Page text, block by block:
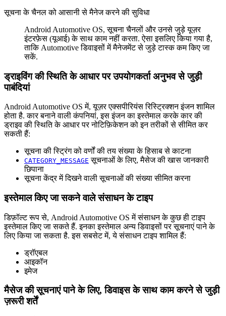
सूचना के चैनल को आसानी से मैनेज करने की सुविधा
Android Automotive OS, सूचना चैनलों और उनसे जुड़े यूज़र
इंटरफ़ेस (यूआई) के साथ काम नहीं करता. ऐसा इसलिए किया गया है,
ताकि Automotive डिवाइसों में मैनेजमेंट से जुड़े टास्क कम किए जा
सकें.
ड्राइविंग की स्थिति के आधार पर उपयोगकर्ता अनुभव से जुड़ी
पाबंदियां
Android Automotive OS में, यूज़र एक्सपीरियंस रिस्ट्रिक्शन इंजन शामिल
होता है. कार बनाने वाली कंपनियां, इस इंजन का इस्तेमाल करके कार की
ड्राइव की स्थिति के आधार पर नोटिफ़िकेशन को इन तरीकों से सीमित कर
सकती हैं:
सूचना की स्ट्रिंग को वर्णों की तय संख्या के हिसाब से काटना
CATEGORY_MESSAGE सूचनाओं के लिए, मैसेज की खास जानकारी
छिपाना
सूचना केंद्र में दिखने वाली सूचनाओं की संख्या सीमित करना
इस्तेमाल किए जा सकने वाले संसाधन के टाइप
डिफ़ॉल्ट रूप से, Android Automotive OS में संसाधन के कुछ ही टाइप
इस्तेमाल किए जा सकते हैं. इनका इस्तेमाल अन्य डिवाइसों पर सूचनाएं पाने के
लिए किया जा सकता है. इस सबसेट में, ये संसाधन टाइप शामिल हैं:
ड्रॉएबल
आइकॉन
इमेज
मैसेज की सूचनाएं पाने के लिए, डिवाइस के साथ काम करने से जुड़ी
ज़रूरी शर्तें